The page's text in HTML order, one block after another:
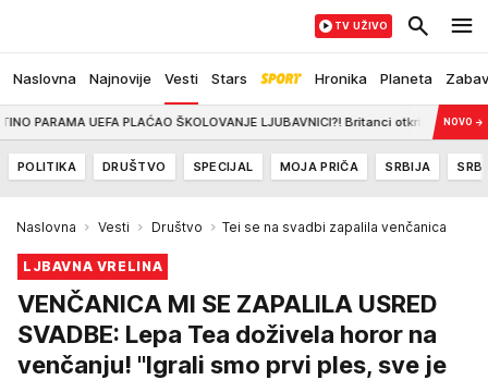
Naslovna Najnovije Vesti Stars Hronika Planeta
TV UŽIVO
UEFA PLAĆAO ŠKOLOVANJE LJUBAVNICI?! Britanci otkrili nove šokantneNOVO →
POLITIKA DRUŠTVO SPECIJAL MOJA PRIČA SRBIJA
Naslovna Vesti Društvo Tei se na svadbi zapalila venčanica
LJBAVNA VRELINA
VENČANICA MI SE ZAPALILA USRED
SVADBE: Lepa Tea doživela horor na
venčanju! "Igrali smo prvi ples, sve je